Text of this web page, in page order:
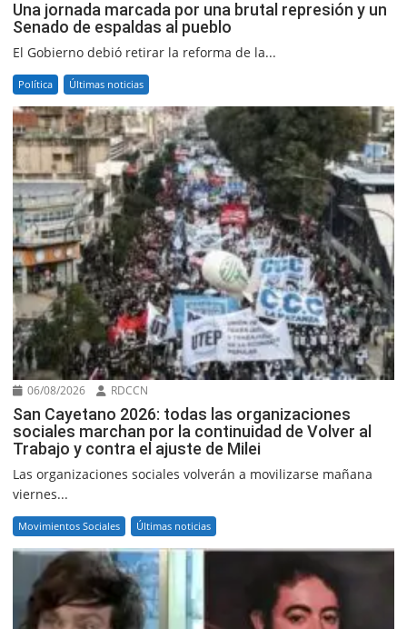
Una jornada marcada por una brutal represión y un
Senado de espaldas al pueblo
El Gobierno debió retirar la reforma de la...
Política Últimas noticias
06/08/2026 RDCCN
San Cayetano 2026: todas las organizaciones
sociales marchan por la continuidad de Volver al
Trabajo y contra el ajuste de Milei
Las organizaciones sociales volverán a movilizarse mañana
viernes...
Movimientos Sociales Últimas noticias